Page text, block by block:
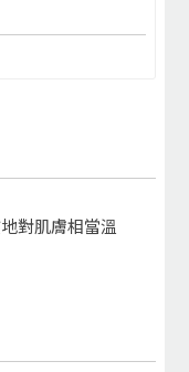
對肌膚相當溫